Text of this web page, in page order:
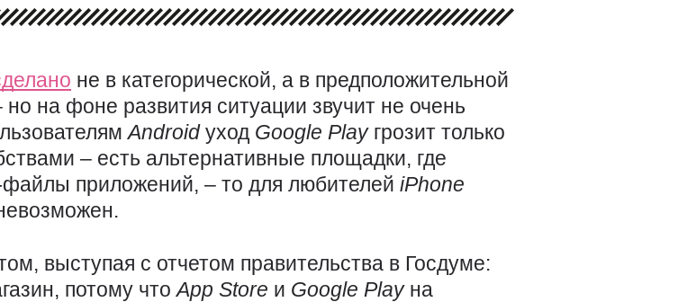
не в категорической, а в предположительной
на фоне развития ситуации звучит не очень
Androidуход Google Play грозит только
– есть альтернативные площадки, где
файлы приложений, – то для любителей iPhone
выступая с отчетом правительства в Госдуме:
потому чтоApp Store и Google Play на